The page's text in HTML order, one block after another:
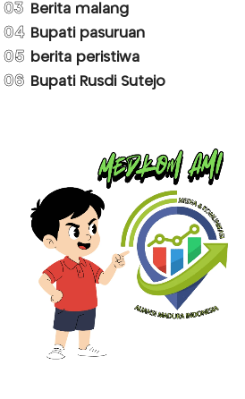
03 Berita malang
04 Bupati pasuruan
05 berita peristiwa
06 Bupati Rusdi Sutejo